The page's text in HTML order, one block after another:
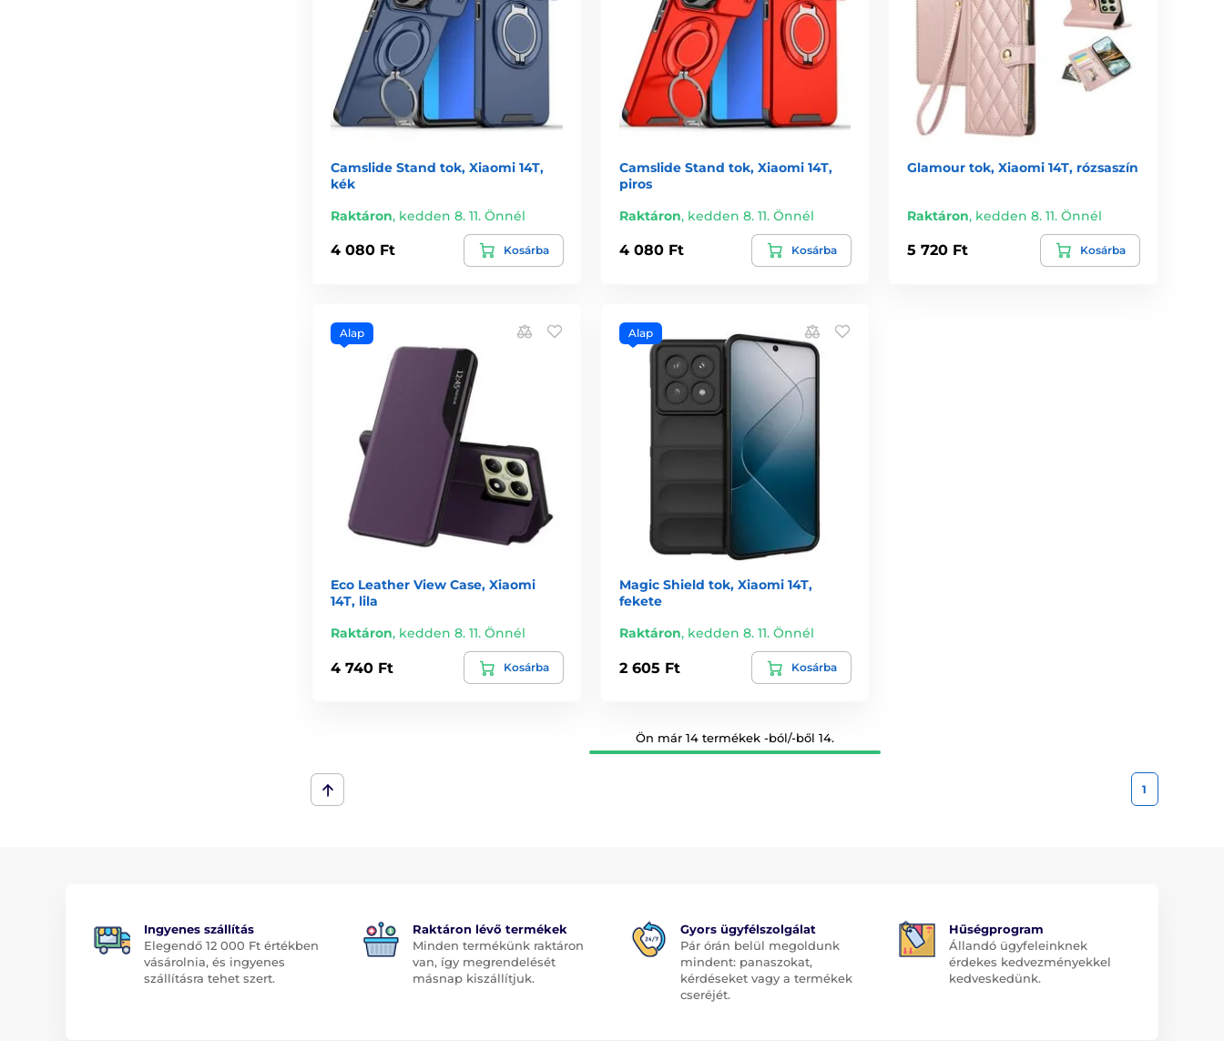
Camslide Stand tok, Xiaomi 14T,
kék
Raktáron, kedden 8. 11. Önnél
4 080 Ft Kosárba
Camslide Stand tok, Xiaomi 14T,
piros
Raktáron, kedden 8. 11. Önnél
4 080 Ft Kosárba
Glamour tok, Xiaomi 14T, rózsaszín
Raktáron, kedden 8. 11. Önnél
5 720 Ft Kosárba
Alap
Eco Leather View Case, Xiaomi
14T, lila
Raktáron, kedden 8. 11. Önnél
4 740 Ft Kosárba
Alap
Magic Shield tok, Xiaomi 14T,
fekete
Raktáron, kedden 8. 11. Önnél
2 605 Ft Kosárba
Ön már 14 termékek -ból/-ből 14.
1
Ingyenes szállítás
Elegendő 12 000 Ft értékben
vásárolnia, és ingyenes
szállításra tehet szert.
Raktáron lévő termékek
Minden termékünk raktáron
van, így megrendelését
másnap kiszállítjuk.
Gyors ügyfélszolgálat
Pár órán belül megoldunk
mindent: panaszokat,
kérdéseket vagy a termékek
cseréjét.
Hűségprogram
Állandó ügyfeleinknek
érdekes kedvezményekkel
kedveskedünk.